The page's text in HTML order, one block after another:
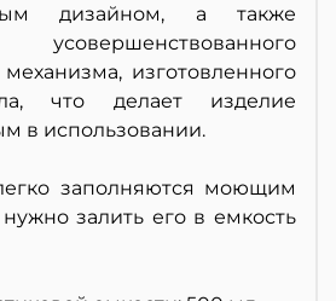
дизайном, а также
усовершенствованного
изготовленного
что делает изделие
в использовании.
заполняются моющим
залить его в емкость